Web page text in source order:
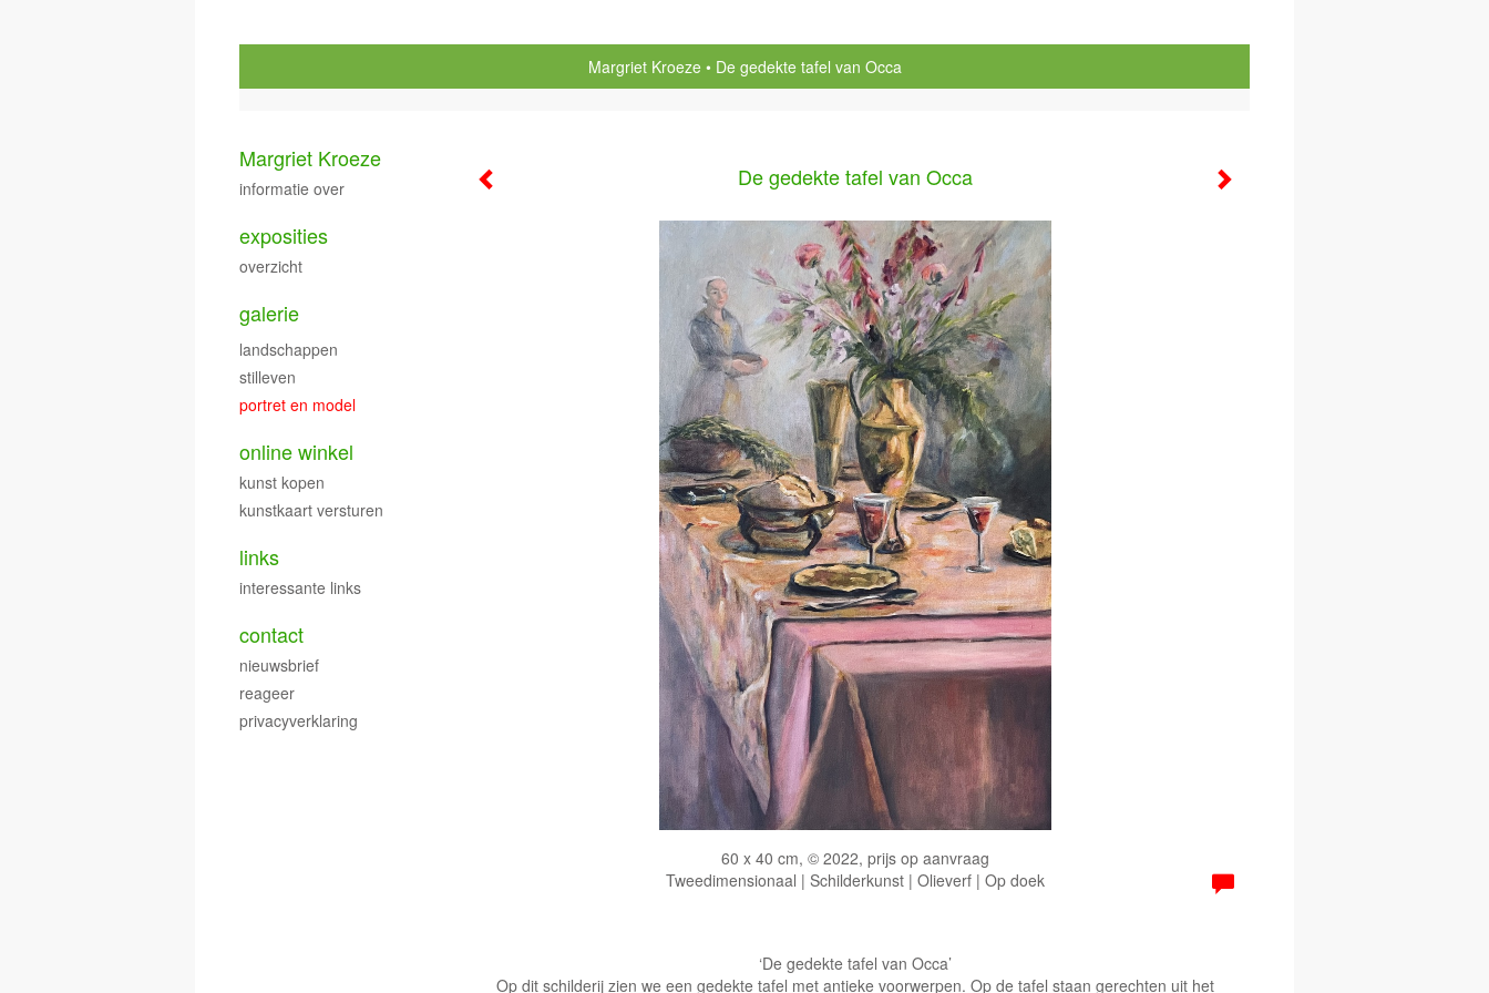
Margriet Kroeze De gedekte tafel van Occa
De gedekte tafel van Occa
60 x 40 cm, © 2022, prijs op aanvraag
Tweedimensionaal | Schilderkunst | Olieverf | Op doek
‘De gedekte tafel van Occa’
Op dit schilderij zien we een gedekte tafel met antieke voorwerpen. Op de tafel staan gerechten uit het
Margriet Kroeze
informatie over
exposities
overzicht
galerie
landschappen
stilleven
portret en model
online winkel
kunst kopen
kunstkaart versturen
links
interessante links
contact
nieuwsbrief
reageer
privacyverklaring